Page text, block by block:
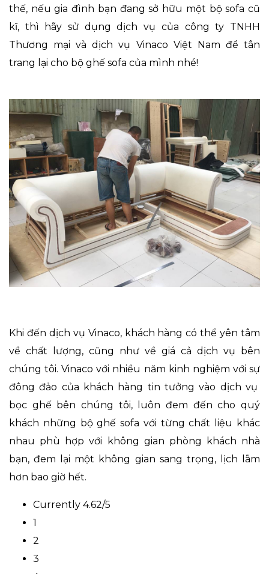
thế, nếu gia đình bạn đang sở hữu một bộ sofa cũ
kĩ, thì hãy sử dụng dịch vụ của công ty TNHH
Thương mại và dịch vụ Vinaco Việt Nam để tân
trang lại cho bộ ghế sofa của mình nhé!
Khi đến dịch vụ Vinaco, khách hàng có thể yên tâm
về chất lượng, cũng như về giá cả dịch vụ bên
chúng tôi. Vinaco với nhiều năm kinh nghiệm với sự
đông đảo của khách hàng tin tưởng vào dịch vụ
bọc ghế bên chúng tôi, luôn đem đến cho quý
khách những bộ ghế sofa với từng chất liệu khác
nhau phù hợp với không gian phòng khách nhà
bạn, đem lại một không gian sang trọng, lịch lãm
hơn bao giờ hết.
Currently 4.62/5
1
2
3